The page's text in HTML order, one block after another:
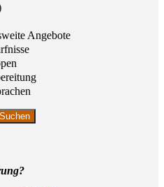
Angebote